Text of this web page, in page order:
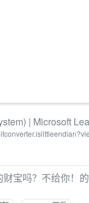
| Microsoft
宝吗？不给你！